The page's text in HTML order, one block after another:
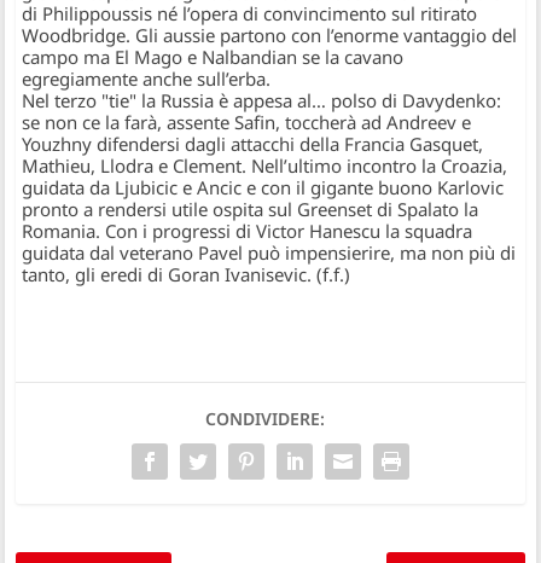
di Philippoussis né l’opera di convincimento sul ritirato
Woodbridge. Gli aussie partono con l’enorme vantaggio del
campo ma El Mago e Nalbandian se la cavano
egregiamente anche sull’erba.
Nel terzo "tie" la Russia è appesa al… polso di Davydenko:
se non ce la farà, assente Safin, toccherà ad Andreev e
Youzhny difendersi dagli attacchi della Francia Gasquet,
Mathieu, Llodra e Clement. Nell’ultimo incontro la Croazia,
guidata da Ljubicic e Ancic e con il gigante buono Karlovic
pronto a rendersi utile ospita sul Greenset di Spalato la
Romania. Con i progressi di Victor Hanescu la squadra
guidata dal veterano Pavel può impensierire, ma non più di
tanto, gli eredi di Goran Ivanisevic. (f.f.)
CONDIVIDERE: